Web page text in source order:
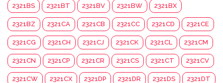
2321BS 2321BT 2321BV 2321BW 2321BX
2321BZ 2321CA 2321CB 2321CC 2321CD 2321CE
2321CG 2321CH 2321CJ 2321CK 2321CL 2321CM
2321CN 2321CP 2321CR 2321CS 2321CT 2321CV
2321CW 2321CX 2321DP 2321DR 2321DS 2321DT